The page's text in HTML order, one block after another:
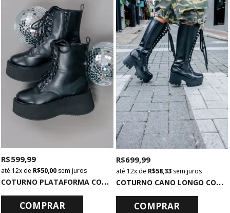
C
OTURNO PLATAFORMA COM CADARÇO PRETO
R$ 599,99
12x de R$ 50,00 sem juros
COMPRAR
C
OTURNO CANO LONGO COM SALTO TRATORADO PRETO
R$ 699,99
12xde R$ 58,33sem juros
COMPRAR